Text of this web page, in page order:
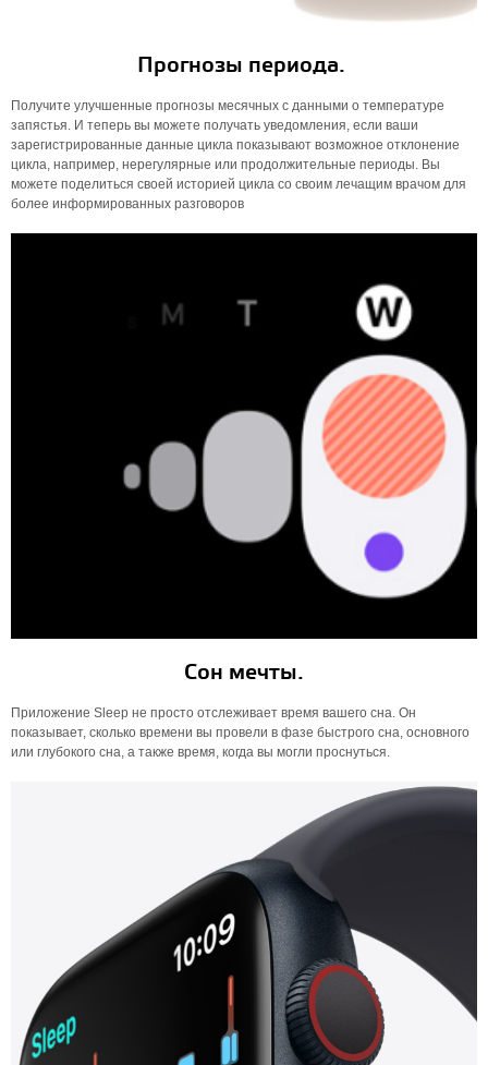
Прогнозы периода.
Получите улучшенные прогнозы месячных с данными о температуре
запястья. И теперь вы можете получать уведомления, если ваши
зарегистрированные данные цикла показывают возможное отклонение
цикла, например, нерегулярные или продолжительные периоды. Вы
можете поделиться своей историей цикла со своим лечащим врачом для
более информированных разговоров
Сон мечты.
Приложение Sleep не просто отслеживает время вашего сна. Он
показывает, сколько времени вы провели в фазе быстрого сна, основного
или глубокого сна, а также время, когда вы могли проснуться.